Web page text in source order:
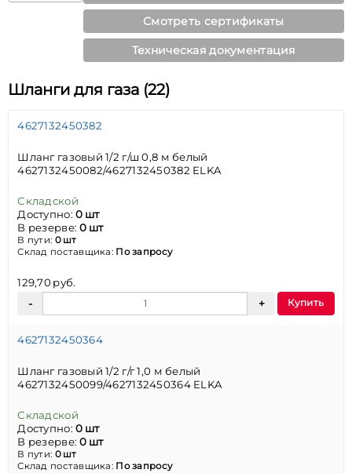
Смотреть сертификаты
Техническая документация
Шланги для газа (22)
4627132450382
Шланг газовый 1/2 г/ш 0,8 м белый
4627132450082/4627132450382 ELKA
Складской
Доступно:0 шт
В резерве:0 шт
В пути: 0 шт
Склад поставщика: По запросу
129,70 руб.
Купить
4627132450364
Шланг газовый 1/2 г/г 1,0 м белый
4627132450099/4627132450364 ELKA
Складской
Доступно:0 шт
В резерве:0 шт
В пути: 0 шт
Склад поставщика: По запросу